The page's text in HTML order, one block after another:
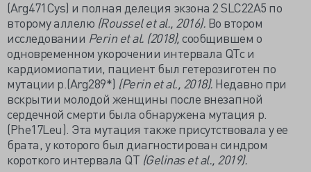
(Arg471Cys) и полная делеция экзона 2 SLC22A5 по
второму аллелю (Roussel et al., 2016). Во втором
исследовании Perin et al. (2018),сообщившем о
одновременном укорочении интервала QTc и
кардиомиопатии, пациент был гетерозиготен по
мутации p.(Arg289*) (Perin et al., 2018). Недавно при
вскрытии молодой женщины после внезапной
сердечной смерти была обнаружена мутация p.
(Phe17Leu). Эта мутация также присутствовала у ее
брата, у которого был диагностирован синдром
короткого интервала QT (Gelinas et al., 2019).